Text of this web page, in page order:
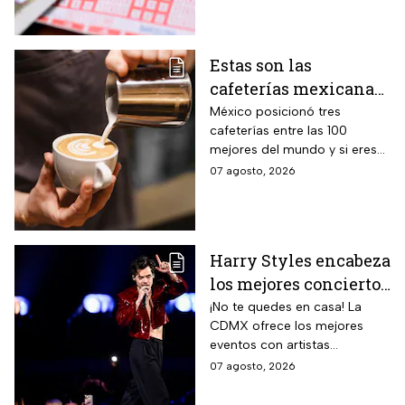
Estas son las
cafeterías mexicanas
consideradas como las
mejores del mundo
México posicionó tres
cafeterías entre las 100
mejores del mundo y si eres
amante del café tienes que
07 agosto, 2026
Harry Styles encabeza
los mejores conciertos
en la CDMX hoy 7 de
agosto
¡No te quedes en casa! La
CDMX ofrece los mejores
eventos con artistas
internacionales este viernes 7
07 agosto, 2026